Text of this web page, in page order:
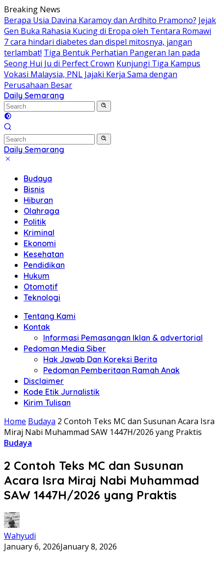
Skip
to
content
Breaking News
Berapa Usia Davina Karamoy dan Ardhito Pramono? Jejak
Gen Buka Rahasia Kucing di Eropa oleh Tentara Romawi
7 cara hindari diabetes dan dispel mitosnya, jangan
terlambat! Tiga Bentuk Perhatian Pangeran Ian pada
Seong Hui Ju di Perfect Crown Kunjungi Tiga Kampus
Vokasi Malaysia, PNL Jajaki Kerja Sama dengan
Perusahaan Besar
Daily Semarang
"Semarang
Hari
Ini:
Informasi
Terkini
untuk
Daily Semarang
"Semarang
Informasi
Terkini
untuk
Anda"
Budaya
Bisnis
Hiburan
Olahraga
Politik
Kriminal
Ekonomi
Kesehatan
Pendidikan
Hukum
Otomotif
Teknologi
Tentang Kami
Kontak
Informasi Pemasangan Iklan & advertorial
Pedoman Media Siber
Hak Jawab Dan Koreksi Berita
Pedoman Pemberitaan Ramah Anak
Disclaimer
Kode Etik Jurnalistik
Kirim Tulisan
Home Budaya 2 Contoh Teks MC dan Susunan Acara Isra
Miraj Nabi Muhammad SAW 1447H/2026 yang Praktis
Budaya
2 Contoh Teks MC dan Susunan
Acara Isra Miraj Nabi Muhammad
SAW 1447H/2026 yang Praktis
Wahyudi
January 6, 2026January 8, 2026